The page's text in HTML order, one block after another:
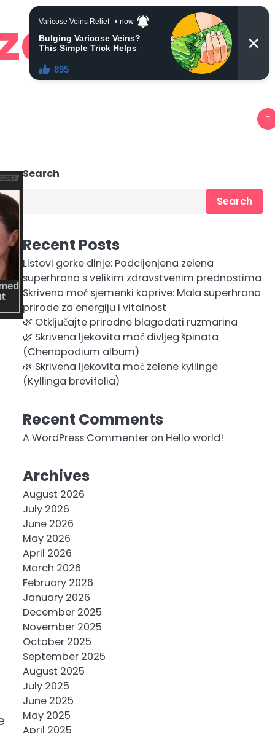
Search
Search
Recent Posts
Listovi gorke dinje: Podcijenjena zelena
superhrana s velikim zdravstvenim prednostima
Skrivena moć sjemenki koprive: Mala superhrana
prirode za energiju i vitalnost
🌿 Otključajte prirodne blagodati ruzmarina
🌿 Skrivena ljekovita moć divljeg špinata
(Chenopodium album)
🌿 Skrivena ljekovita moć zelene kyllinge
(Kyllinga brevifolia)
Recent Comments
A WordPress Commenteron Hello world!
Archives
August 2026
July 2026
June 2026
May 2026
April 2026
March 2026
February 2026
January 2026
December 2025
November 2025
October 2025
September 2025
August 2025
July 2025
June 2025
May 2025